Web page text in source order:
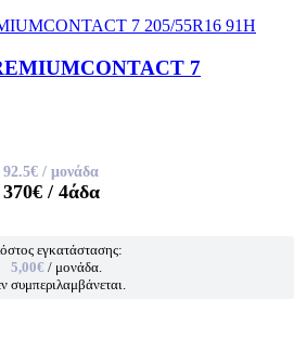
7
92.5€ / μονάδα
370€/ 4άδα
εγκατάστασης:
5,00€ / μονάδα.
συμπεριλαμβάνεται.